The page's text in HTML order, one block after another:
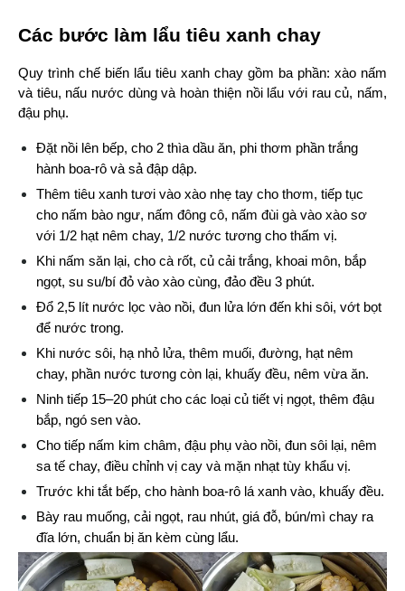
Các bước làm lẩu tiêu xanh chay
Quy trình chế biến lẩu tiêu xanh chay gồm ba phần: xào nấm
và tiêu, nấu nước dùng và hoàn thiện nồi lẩu với rau củ, nấm,
đậu phụ.
Đặt nồi lên bếp, cho 2 thìa dầu ăn, phi thơm phần trắng
hành boa-rô và sả đập dập.
Thêm tiêu xanh tươi vào xào nhẹ tay cho thơm, tiếp tục
cho nấm bào ngư, nấm đông cô, nấm đùi gà vào xào sơ
với 1/2 hạt nêm chay, 1/2 nước tương cho thấm vị.
Khi nấm săn lại, cho cà rốt, củ cải trắng, khoai môn, bắp
ngọt, su su/bí đỏ vào xào cùng, đảo đều 3 phút.
Đổ 2,5 lít nước lọc vào nồi, đun lửa lớn đến khi sôi, vớt bọt
để nước trong.
Khi nước sôi, hạ nhỏ lửa, thêm muối, đường, hạt nêm
chay, phần nước tương còn lại, khuấy đều, nêm vừa ăn.
Ninh tiếp 15–20 phút cho các loại củ tiết vị ngọt, thêm đậu
bắp, ngó sen vào.
Cho tiếp nấm kim châm, đậu phụ vào nồi, đun sôi lại, nêm
sa tế chay, điều chỉnh vị cay và mặn nhạt tùy khẩu vị.
Trước khi tắt bếp, cho hành boa-rô lá xanh vào, khuấy đều.
Bày rau muống, cải ngọt, rau nhút, giá đỗ, bún/mì chay ra
đĩa lớn, chuẩn bị ăn kèm cùng lẩu.